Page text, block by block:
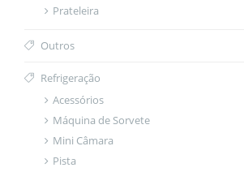
Prateleira
Outros
Refrigeração
Acessórios
Máquina de Sorvete
Mini Câmara
Pista